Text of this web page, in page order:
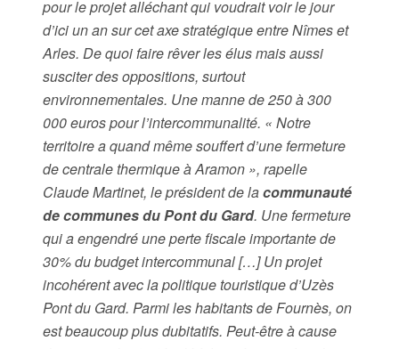
pour le projet alléchant qui voudrait voir le jour
d’ici un an sur cet axe stratégique entre Nîmes et
Arles. De quoi faire rêver les élus mais aussi
susciter des oppositions, surtout
environnementales. Une manne de 250 à 300
000 euros pour l’intercommunalité. « Notre
territoire a quand même souffert d’une fermeture
de centrale thermique à Aramon », rapelle
Claude Martinet, le président de lacommunauté
de communes du Pont du Gard. Une fermeture
qui a engendré une perte fiscale importante de
30% du budget intercommunal […] Un projet
incohérent avec la politique touristique d’Uzès
Pont du Gard. Parmi les habitants de Fournès, on
est beaucoup plus dubitatifs. Peut-être à cause